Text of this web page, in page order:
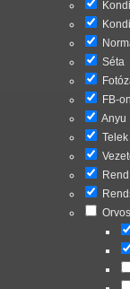
Kondi
Séta
FB-
Anyu
Telek
Rend